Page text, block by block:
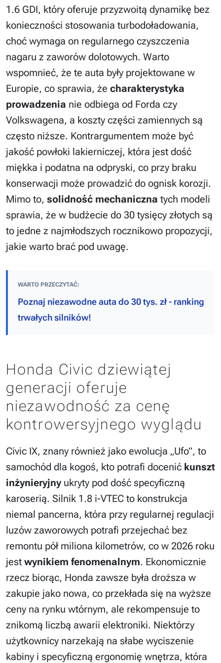
1.6 GDI, który oferuje przyzwoitą dynamikę bez
konieczności stosowania turbodoładowania,
choć wymaga on regularnego czyszczenia
nagaru z zaworów dolotowych. Warto
wspomnieć, że te auta były projektowane w
Europie, co sprawia, że charakterystyka
prowadzenia nie odbiega od Forda czy
Volkswagena, a koszty części zamiennych są
często niższe. Kontrargumentem może być
jakość powłoki lakierniczej, która jest dość
miękka i podatna na odpryski, co przy braku
konserwacji może prowadzić do ognisk korozji.
Mimo to, solidność mechaniczna tych modeli
sprawia, że w budżecie do 30 tysięcy złotych są
to jedne z najmłodszych rocznikowo propozycji,
jakie warto brać pod uwagę.
WARTO PRZECZYTAĆ:
Poznaj niezawodne auta do 30 tys. zł - ranking
trwałych silników!
Honda Civic dziewiątej
generacji oferuje
niezawodność za cenę
kontrowersyjnego wyglądu
Civic IX, znany również jako ewolucja „Ufo”, to
samochód dla kogoś, kto potrafi docenić kunszt
inżynieryjny ukryty pod dość specyficzną
karoserią. Silnik 1.8 i-VTEC to konstrukcja
niemal pancerna, która przy regularnej regulacji
luzów zaworowych potrafi przejechać bez
remontu pół miliona kilometrów, co w 2026 roku
jest wynikiem fenomenalnym. Ekonomicznie
rzecz biorąc, Honda zawsze była droższa w
zakupie jako nowa, co przekłada się na wyższe
ceny na rynku wtórnym, ale rekompensuje to
znikomą liczbą awarii elektroniki. Niektórzy
użytkownicy narzekają na słabe wyciszenie
kabiny i specyficzną ergonomię wnętrza, która